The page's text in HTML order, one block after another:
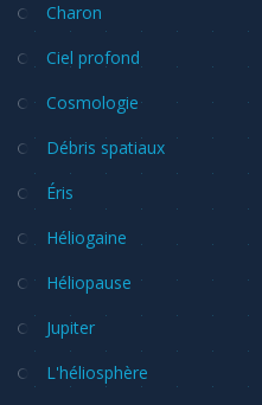
Charon
Ciel profond
Cosmologie
Débris spatiaux
Éris
Héliogaine
Héliopause
Jupiter
L'héliosphère